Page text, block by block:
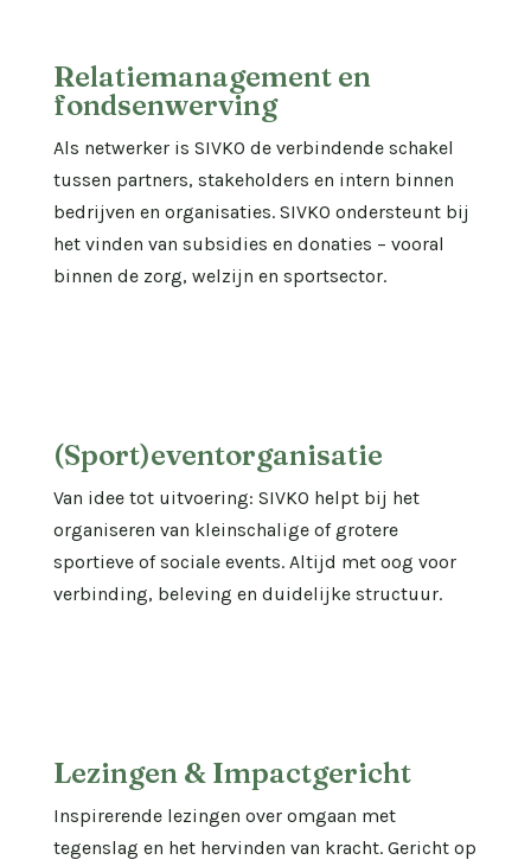
Relatiemanagement en
fondsenwerving
Als netwerker is SIVKO de verbindende schakel
tussen partners, stakeholders en intern binnen
bedrijven en organisaties. SIVKO ondersteunt bij
het vinden van subsidies en donaties – vooral
binnen de zorg, welzijn en sportsector.
(Sport)eventorganisatie
Van idee tot uitvoering: SIVKO helpt bij het
organiseren van kleinschalige of grotere
sportieve of sociale events. Altijd met oog voor
verbinding, beleving en duidelijke structuur.
Lezingen & Impactgericht
Inspirerende lezingen over omgaan met
tegenslag en het hervinden van kracht. Gericht op